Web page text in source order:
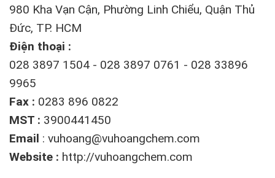
980 Kha Vạn Cận, Phường Linh Chiểu, Quận Thủ
Đức, TP. HCM
Điện thoại :
028 3897 1504 - 028 3897 0761 - 028 33896
9965
Fax : 0283 896 0822
MST : 3900441450
Email : vuhoang@vuhoangchem.com
Website : http://vuhoangchem.com